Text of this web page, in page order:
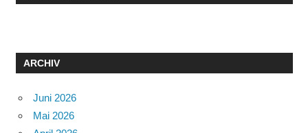
ARCHIV
Juni 2026
Mai 2026